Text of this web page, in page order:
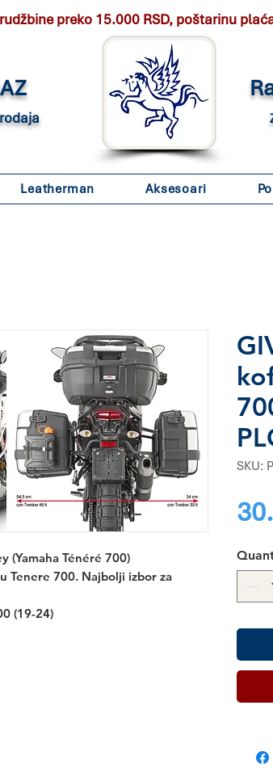
preko 15.000 RSD, poštarinu
Leatherman Aksesoari
(Yamaha Ténéré 700)
Tenere 700. Najbolji izbor za
(19-24)
SKU: